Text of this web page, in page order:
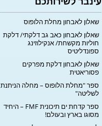
שאלון לאבחון מחלת הלופוס
שאלון לאבחון כאב גב דלקתי/ דלקת
חוליות מקשחת/ אנקילוזינג
ספונדליטיס
שאלון לאבחון דלקת מפרקים
פסוריאטית
ספר "מחלת הלופוס – מחלה הניתנת
לשליטה"
ספר קדחת ים תיכונית FMF – היחיד
מסוגו בארץ ובעולם!